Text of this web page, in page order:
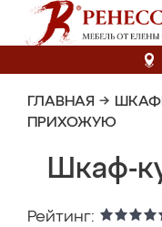
ГЛАВНАЯ →
ПРИХОЖУЮ
Шкаф-
Рейтинг: